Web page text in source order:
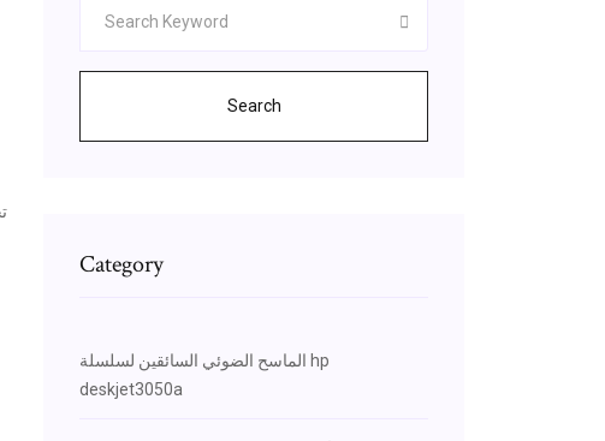
Search
Category
الماسح الضوئي السائقين لسلسلة hp
deskjet3050a